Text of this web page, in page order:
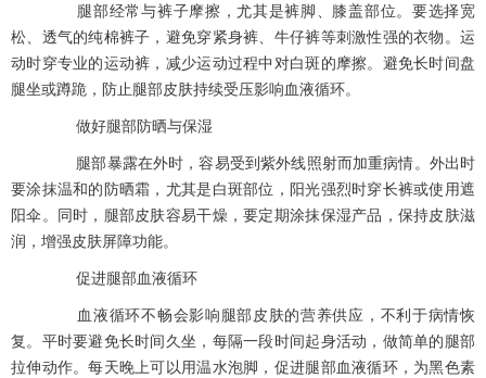
腿部经常与裤子摩擦，尤其是裤脚、膝盖部位。要选择宽
松、透气的纯棉裤子，避免穿紧身裤、牛仔裤等刺激性强的衣物。运
动时穿专业的运动裤，减少运动过程中对白斑的摩擦。避免长时间盘
腿坐或蹲跪，防止腿部皮肤持续受压影响血液循环。
做好腿部防晒与保湿
腿部暴露在外时，容易受到紫外线照射而加重病情。外出时
要涂抹温和的防晒霜，尤其是白斑部位，阳光强烈时穿长裤或使用遮
阳伞。同时，腿部皮肤容易干燥，要定期涂抹保湿产品，保持皮肤滋
润，增强皮肤屏障功能。
促进腿部血液循环
血液循环不畅会影响腿部皮肤的营养供应，不利于病情恢
复。平时要避免长时间久坐，每隔一段时间起身活动，做简单的腿部
拉伸动作。每天晚上可以用温水泡脚，促进腿部血液循环，为黑色素